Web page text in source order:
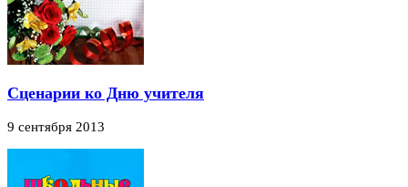
Сценарии ко Дню учителя
9 сентября 2013